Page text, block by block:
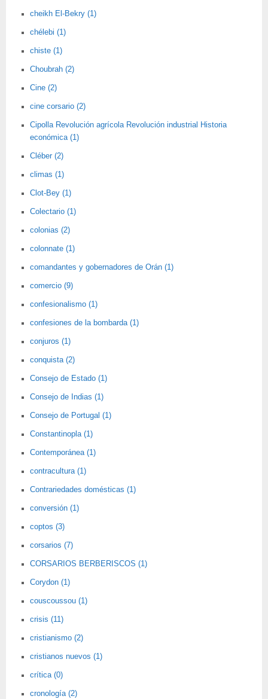
cheikh El-Bekry (1)
chélebi (1)
chiste (1)
Choubrah (2)
Cine (2)
cine corsario (2)
Cipolla Revolución agrícola Revolución industrial Historia
económica (1)
Cléber (2)
climas (1)
Clot-Bey (1)
Colectario (1)
colonias (2)
colonnate (1)
comandantes y gobernadores de Orán (1)
comercio (9)
confesionalismo (1)
confesiones de la bombarda (1)
conjuros (1)
conquista (2)
Consejo de Estado (1)
Consejo de Indias (1)
Consejo de Portugal (1)
Constantinopla (1)
Contemporánea (1)
contracultura (1)
Contrariedades domésticas (1)
conversión (1)
coptos (3)
corsarios (7)
CORSARIOS BERBERISCOS (1)
Corydon (1)
couscoussou (1)
crisis (11)
cristianismo (2)
cristianos nuevos (1)
crítica (0)
cronología (2)